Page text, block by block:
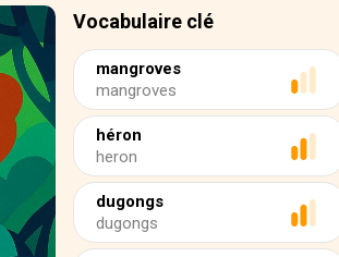
Vocabulaire clé
mangroves
mangroves
héron
heron
dugongs
dugongs